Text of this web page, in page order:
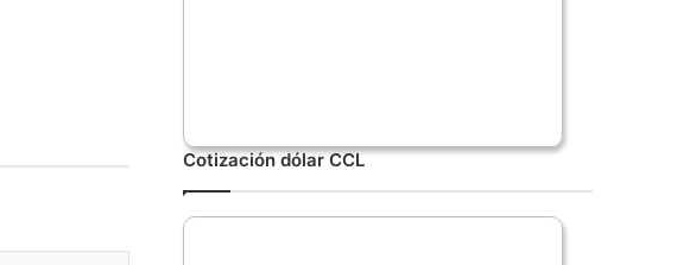
Cotización dólar CCL